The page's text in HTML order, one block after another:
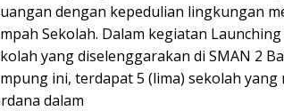
dengan kepedulian lingkungan
Sekolah. Dalam kegiatan
yang diselenggarakan di SMAN 2
ini, terdapat 5 (lima) sekolah
dalam